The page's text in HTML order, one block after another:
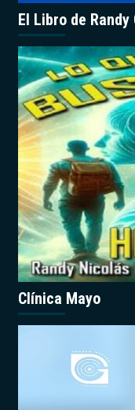
El Libro de Randy
Clínica Mayo